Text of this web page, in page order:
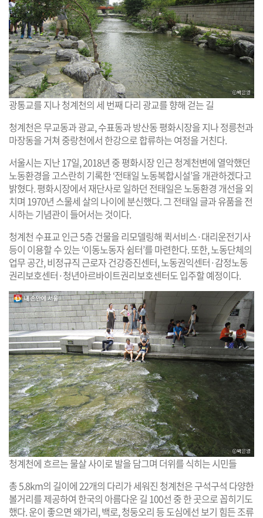
광통교를 지나 청계천의 세 번째 다리 광교를 향해 걷는 길
청계천은 무교동과 광교, 수표동과 방산동 평화시장을 지나 정릉천과
마장동을 거쳐 중랑천에서 한강으로 합류하는 여정을 거친다.
서울시는 지난 17일, 2018년 중 평화시장 인근 청계천변에 열악했던
노동환경을 고스란히 기록한 ‘전태일 노동복합시설’을 개관하겠다고
밝혔다. 평화시장에서 재단사로 일하던 전태일은 노동환경 개선을 외
치며 1970년 스물세 살의 나이에 분신했다. 그 전태일 글과 유품을 전
시하는 기념관이 들어서는 것이다.
청계천 수표교 인근 5층 건물을 리모델링해 퀵서비스·대리운전기사
등이 이용할 수 있는 ‘이동노동자 쉼터’를 마련한다. 또한, 노동단체의
업무 공간, 비정규직 근로자 건강증진센터, 노동권익센터·감정노동
권리보호센터·청년아르바이트권리보호센터도 입주할 예정이다.
청계천에 흐르는 물살 사이로 발을 담그며 더위를 식히는 시민들
총 5.8km의 길이에 22개의 다리가 세워진 청계천은 구석구석 다양한
볼거리를 제공하여 한국의 아름다운 길 100선 중 한 곳으로 꼽히기도
했다. 운이 좋으면 왜가리, 백로, 청둥오리 등 도심에선 보기 힘든 조류